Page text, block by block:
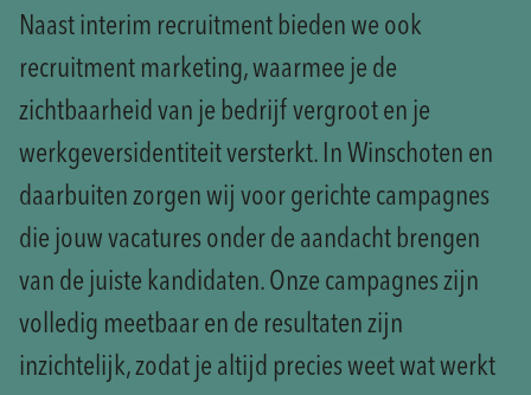
Naast interim recruitment bieden we ook
recruitment marketing, waarmee je de
zichtbaarheid van je bedrijf vergroot en je
werkgeversidentiteit versterkt. In Winschoten en
daarbuiten zorgen wij voor gerichte campagnes
die jouw vacatures onder de aandacht brengen
van de juiste kandidaten. Onze campagnes zijn
volledig meetbaar en de resultaten zijn
inzichtelijk, zodat je altijd precies weet wat werkt